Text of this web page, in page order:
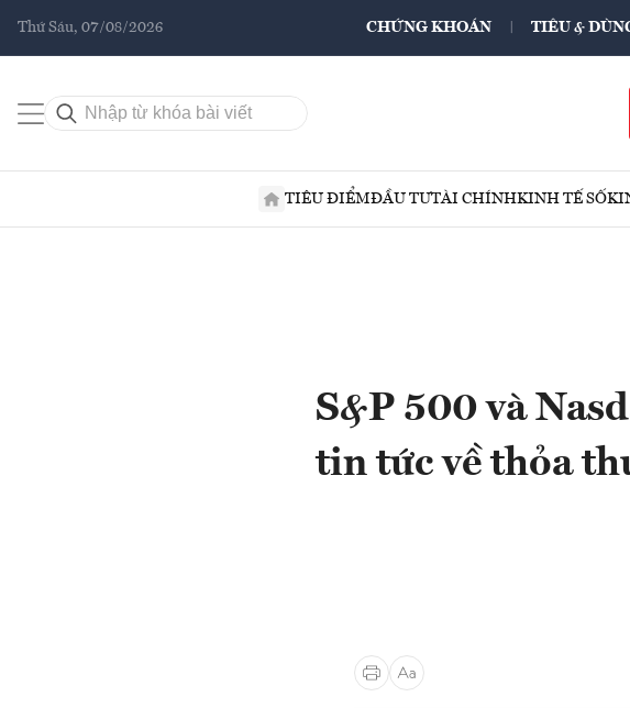
Thứ Sáu, 07/08/2026 CHỨNG KHOÁN TIÊU &
TIÊU ĐIỂMĐẦU TƯTÀI CHÍNHKINH TẾ SỐ
S&P 500 và
tin tức về thỏa